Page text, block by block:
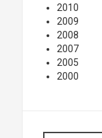
2010
2009
2008
2007
2005
2000